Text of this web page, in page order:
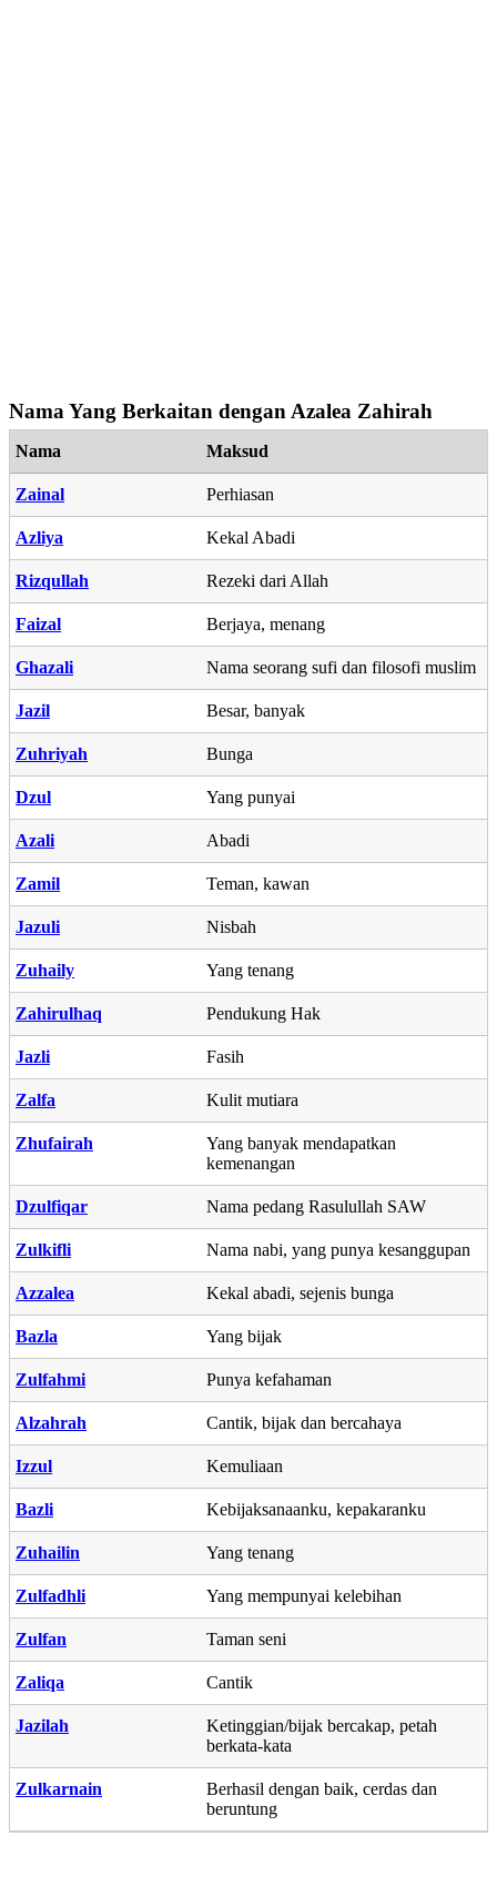
Nama Yang Berkaitan dengan Azalea Zahirah
Nama Maksud
Zainal Perhiasan
Azliya Kekal Abadi
Rizqullah Rezeki dari Allah
Faizal Berjaya, menang
Ghazali Nama seorang sufi dan filosofi muslim
Jazil Besar, banyak
Zuhriyah Bunga
Dzul Yang punyai
Azali Abadi
Zamil Teman, kawan
Jazuli Nisbah
Zuhaily Yang tenang
Zahirulhaq Pendukung Hak
Jazli Fasih
Zalfa Kulit mutiara
Zhufairah
Yang banyak mendapatkan
kemenangan
Dzulfiqar Nama pedang Rasulullah SAW
Zulkifli Nama nabi, yang punya kesanggupan
Azzalea Kekal abadi, sejenis bunga
Bazla Yang bijak
Zulfahmi Punya kefahaman
Alzahrah Cantik, bijak dan bercahaya
Izzul Kemuliaan
Bazli Kebijaksanaanku, kepakaranku
Zuhailin Yang tenang
Zulfadhli Yang mempunyai kelebihan
Zulfan Taman seni
Zaliqa Cantik
Jazilah
Ketinggian/bijak bercakap, petah
berkata-kata
Zulkarnain
Berhasil dengan baik, cerdas dan
beruntung